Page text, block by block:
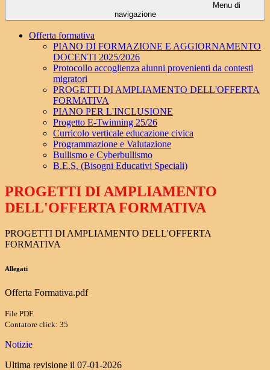
Menu di
navigazione
Offerta formativa
PIANO DI FORMAZIONE E AGGIORNAMENTO
DOCENTI 2025/2026
Protocollo accoglienza alunni provenienti da contesti
migratori
PROGETTI DI AMPLIAMENTO DELL'OFFERTA
FORMATIVA
PIANO PER L'INCLUSIONE
Progetto E-Twinning 25/26
Curricolo verticale educazione civica
Programmazione e Valutazione
Bullismo e Cyberbullismo
B.E.S. (Bisogni Educativi Speciali)
PROGETTI DI AMPLIAMENTO
DELL'OFFERTA FORMATIVA
PROGETTI DI AMPLIAMENTO DELL'OFFERTA
FORMATIVA
Allegati
Offerta Formativa.pdf
File PDF
Contatore click: 35
Notizie
Ultima revisione il 07-01-2026